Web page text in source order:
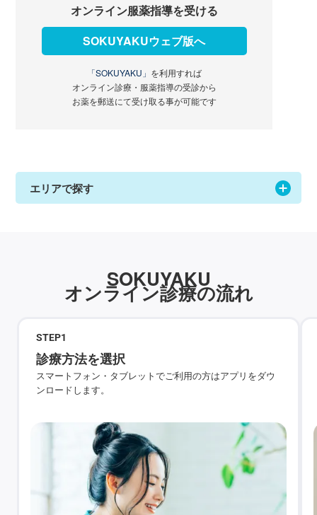
オンライン服薬指導を受ける
SOKUYAKUウェブ版へ
「SOKUYAKU」 を利用すれば
オンライン診療・服薬指導の受診から
お薬を郵送にて受け取る事が可能です
エリアで探す
SOKUYAKU
オンライン診療の流れ
STEP1
診療方法を選択
スマートフォン・タブレットでご利用の方はアプリをダウ
ンロードします。